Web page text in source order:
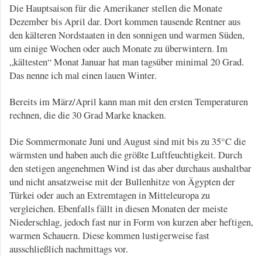
Die Hauptsaison für die Amerikaner stellen die Monate
Dezember bis April dar. Dort kommen tausende Rentner aus
den kälteren Nordstaaten in den sonnigen und warmen Süden,
um einige Wochen oder auch Monate zu überwintern. Im
„kältesten“ Monat Januar hat man tagsüber minimal 20 Grad.
Das nenne ich mal einen lauen Winter.
Bereits im März/April kann man mit den ersten Temperaturen
rechnen, die die 30 Grad Marke knacken.
Die Sommermonate Juni und August sind mit bis zu 35°C die
wärmsten und haben auch die größte Luftfeuchtigkeit. Durch
den stetigen angenehmen Wind ist das aber durchaus aushaltbar
und nicht ansatzweise mit der Bullenhitze von Ägypten der
Türkei oder auch an Extremtagen in Mitteleuropa zu
vergleichen. Ebenfalls fällt in diesen Monaten der meiste
Niederschlag, jedoch fast nur in Form von kurzen aber heftigen,
warmen Schauern. Diese kommen lustigerweise fast
ausschließlich nachmittags vor.